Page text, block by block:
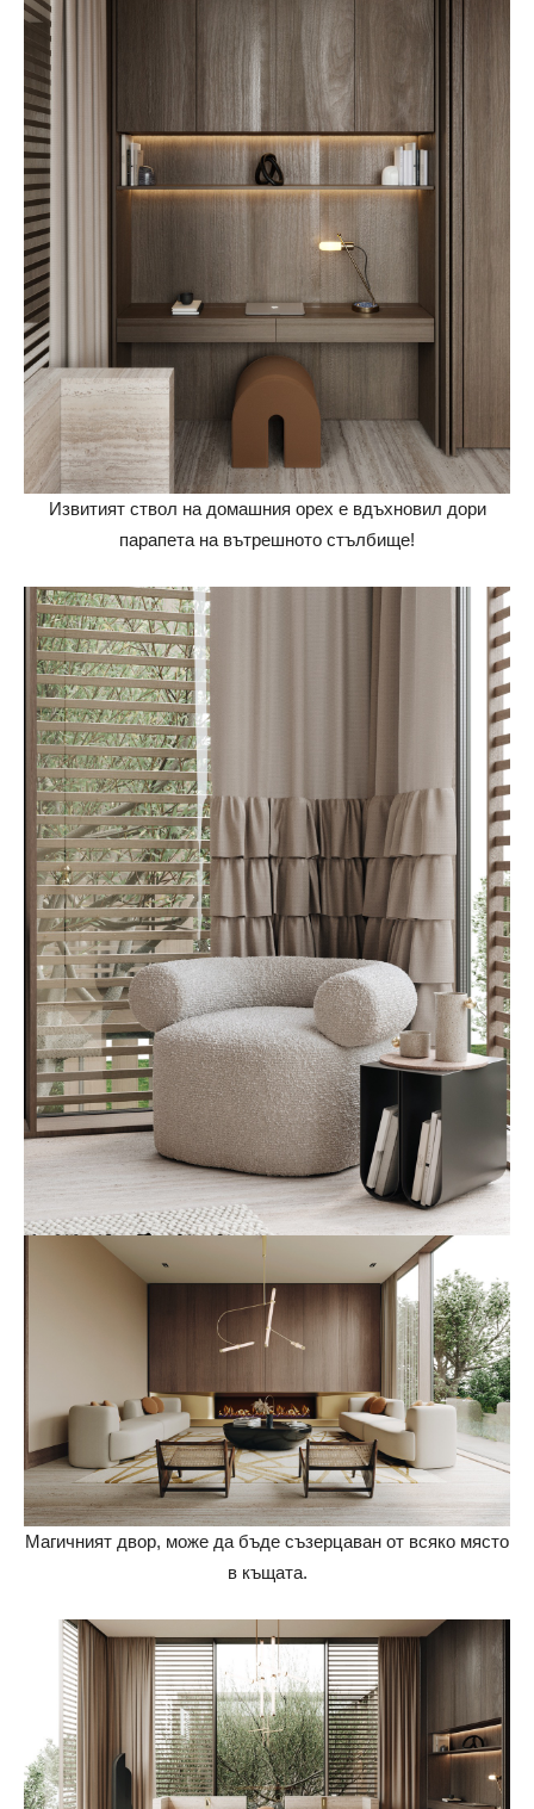
Извитият ствол на домашния орех е вдъхновил дори
парапета на вътрешното стълбище!
Магичният двор, може да бъде съзерцаван от всяко място
в къщата.